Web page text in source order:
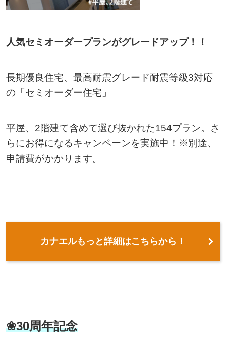
人気セミオーダープランがグレードアップ！！
長期優良住宅、最高耐震グレード耐震等級3対応
の「セミオーダー住宅」
平屋、2階建て含めて選び抜かれた154プラン。さ
らにお得になるキャンペーンを実施中！※別途、
申請費がかかります。
カナエルもっと詳細はこちらから！
❀30周年記念